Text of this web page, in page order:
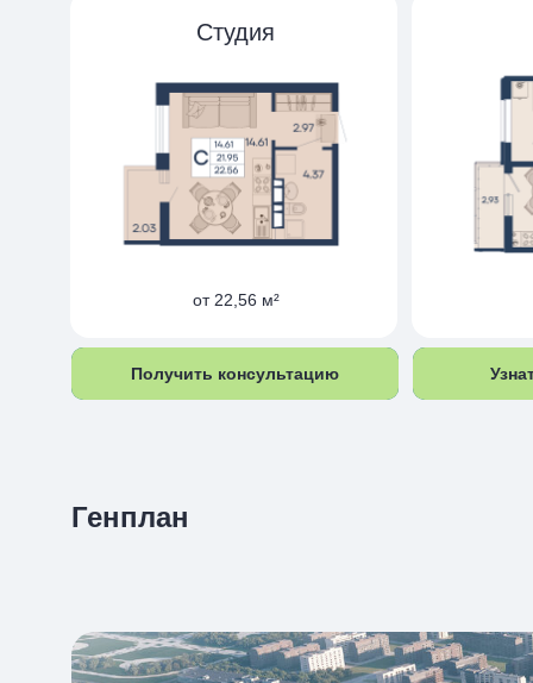
Получить консультацию
Получить консультацию
от 22,56 м²
Студия
Генплан